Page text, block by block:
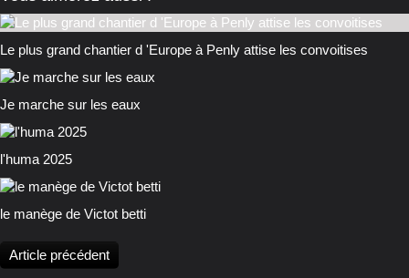
Le plus grand chantier d 'Europe à Penly attise les convoitises
Je marche sur les eaux
l'huma 2025
le manège de Victot betti
Article précédent